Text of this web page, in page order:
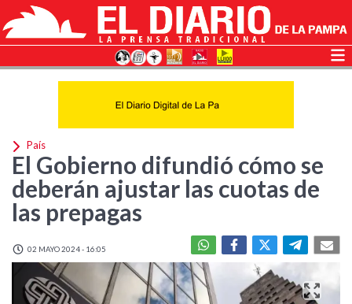
País
El Gobierno difundió cómo se
deberán ajustar las cuotas de
las prepagas
02 MAYO 2024 - 16:05